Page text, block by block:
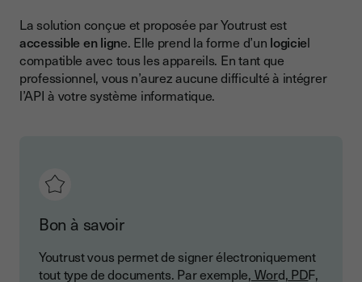
La solution conçue et proposée par Youtrust est
accessible en ligne. Elle prend la forme d’un logiciel
compatible avec tous les appareils. En tant que
professionnel, vous n’aurez aucune difficulté à intégrer
l’API à votre système informatique.
Bon à savoir
Youtrust vous permet de signer électroniquement
tout type de documents. Par exemple, Word, PDF,